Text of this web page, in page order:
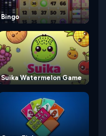
Bingo
Suika Watermelon Game